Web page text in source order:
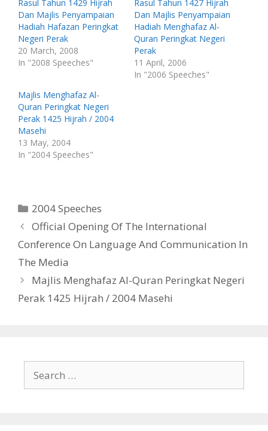
O
p
e
n
i
n
n
i
n
d
o
w
)
o
(
O
p
e
n
s
i
n
w
i
n
d
o
)
Rasul Tahun 1429 Hijrah
Dan Majlis Penyampaian
Hadiah Hafazan Peringkat
Negeri Perak
20 March, 2008
In "2008 Speeches"
Rasul Tahun 1427 Hijrah
Dan Majlis Penyampaian
Hadiah Menghafaz Al-
Quran Peringkat Negeri
Perak
11 April, 2006
In "2006 Speeches"
Majlis Menghafaz Al-
Quran Peringkat Negeri
Perak 1425 Hijrah / 2004
Masehi
13 May, 2004
In "2004 Speeches"
Categories
2004 Speeches
Official Opening Of The International
Conference On Language And Communication In
The Media
Majlis Menghafaz Al-Quran Peringkat Negeri
Perak 1425 Hijrah / 2004 Masehi
for: